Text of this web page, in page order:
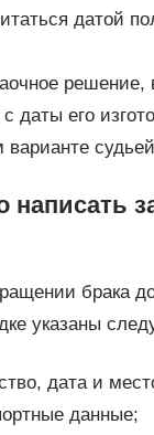
датой
решение,
даты его
варианте
написать
брака
указаны
дата и
данные;